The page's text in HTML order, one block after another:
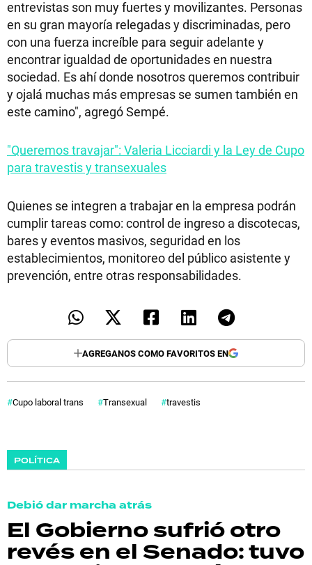
entrevistas son muy fuertes y movilizantes. Personas
en su gran mayoría relegadas y discriminadas, pero
con una fuerza increíble para seguir adelante y
encontrar igualdad de oportunidades en nuestra
sociedad. Es ahí donde nosotros queremos contribuir
y ojalá muchas más empresas se sumen también en
este camino", agregó Sempé.
"Queremos travajar": Valeria Licciardi y la Ley de Cupo
para travestis y transexuales
Quienes se integren a trabajar en la empresa podrán
cumplir tareas como: control de ingreso a discotecas,
bares y eventos masivos, seguridad en los
establecimientos, monitoreo del público asistente y
prevención, entre otras responsabilidades.
AGREGANOS COMO FAVORITOS EN
Cupo laboral trans Transexual travestis
POLÍTICA
Debió dar marcha atrás
El Gobierno sufrió otro
revés en el Senado: tuvo